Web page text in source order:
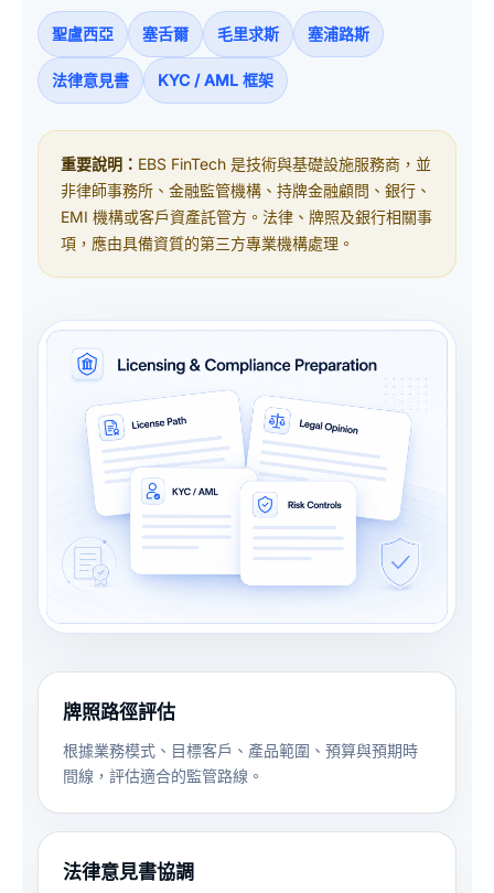
聖盧西亞 塞舌爾 毛里求斯 塞浦路斯
法律意見書 KYC / AML 框架
重要說明： EBS FinTech 是技術與基礎設施服務商，並
非律師事務所、金融監管機構、持牌金融顧問、銀行、
EMI 機構或客戶資產託管方。法律、牌照及銀行相關事
項，應由具備資質的第三方專業機構處理。
牌照路徑評估
根據業務模式、目標客戶、產品範圍、預算與預期時
間線，評估適合的監管路線。
法律意見書協調